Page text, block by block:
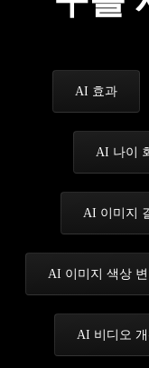
AI 효과
AI 나이
AI 이미지
AI 이미지 색상 변
AI 비디오 개